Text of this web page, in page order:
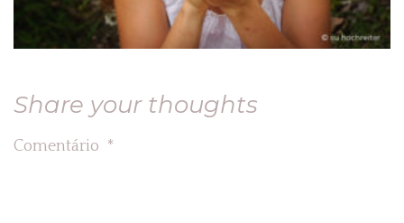
Share your thoughts
Comentário *